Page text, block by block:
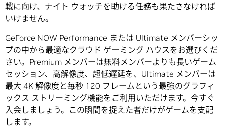
戦に向け、ナイト ウォッチを助ける任務も果たさなければ
いけません。
GeForce NOW Performance または Ultimate メンバーシッ
プの中から最適なクラウド ゲーミング ハウスをお選びくだ
さい。Premium メンバーは無料メンバーよりも長いゲーム
セッション、高解像度、超低遅延を、Ultimate メンバーは
最大 4K 解像度と毎秒 120 フレームという最強のグラフィ
ックス ストリーミング機能をご利用いただけます。今すぐ
入会しましょう。この瞬間を捉えた者だけがゲームを支配
します。